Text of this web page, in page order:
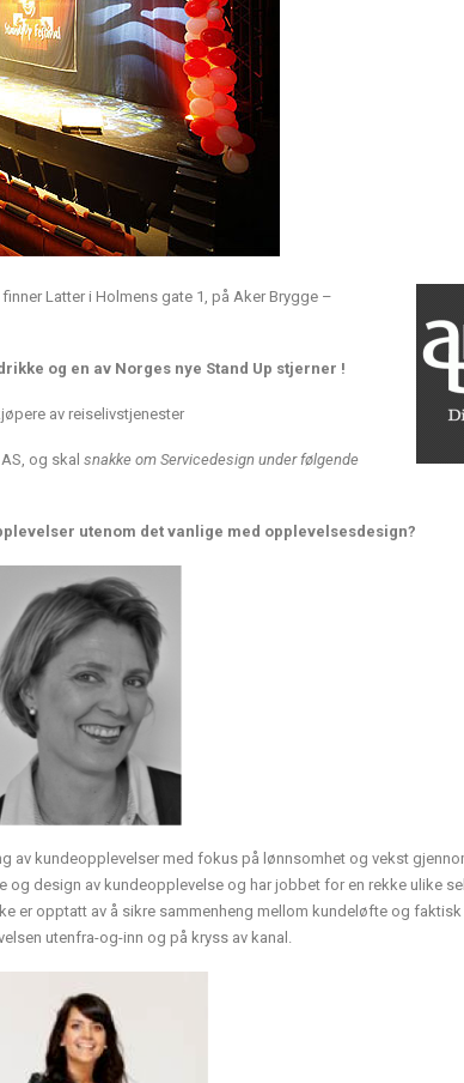
Latter i Holmens gate 1, på Aker Brygge –
og en av Norges nye Stand Up stjerner !
av reiselivstjenester
og skal snakke om Servicedesign under følgende
utenom det vanlige med opplevelsesdesign?
av kundeopplevelser med fokus på lønnsomhet og vekst
og design av kundeopplevelse og har jobbet for en rekke ulike
er opptatt av å sikre sammenheng mellom kundeløfte og
utenfra-og-inn og på kryss av kanal.